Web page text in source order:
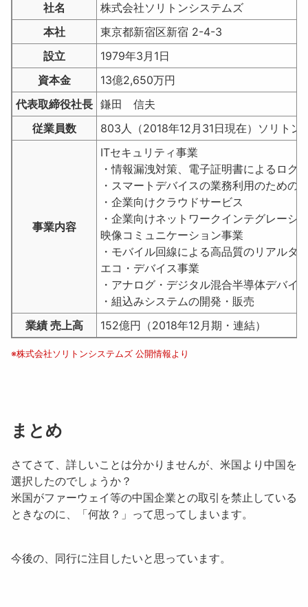
社名
株式会社ソリトンシステムズ
本社
東京都新宿区新宿 2-4-3
設立
1979年3月1日
資本金
13億2,650万円
代表取締役社長 鎌田 信夫
従業員数
803人（2018年12月31日現在）ソリトン
事業内容
ITセキュリティ事業
・情報漏洩対策、電子証明書によるロ
・スマートデバイスの業務利用のため
・企業向けクラウドサービス
・企業向けネットワークインテグレーシ
映像コミュニケーション事業
・モバイル回線による高品質のリアル
エコ・デバイス事業
・アナログ・デジタル混合半導体デバイ
・組込みシステムの開発・販売
業績 売上高
152億円（2018年12月期・連結）
※株式会社ソリトンシステムズ 公開情報より
まとめ
さてさて、詳しいことは分かりませんが、米国より中国を
選択したのでしょうか？
米国がファーウェイ等の中国企業との取引を禁止している
ときなのに、「何故？ 」って思ってしまいます。
今後の、同行に注目したいと思っています。